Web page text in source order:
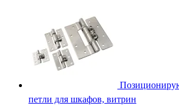
петли для шкафов, витрин